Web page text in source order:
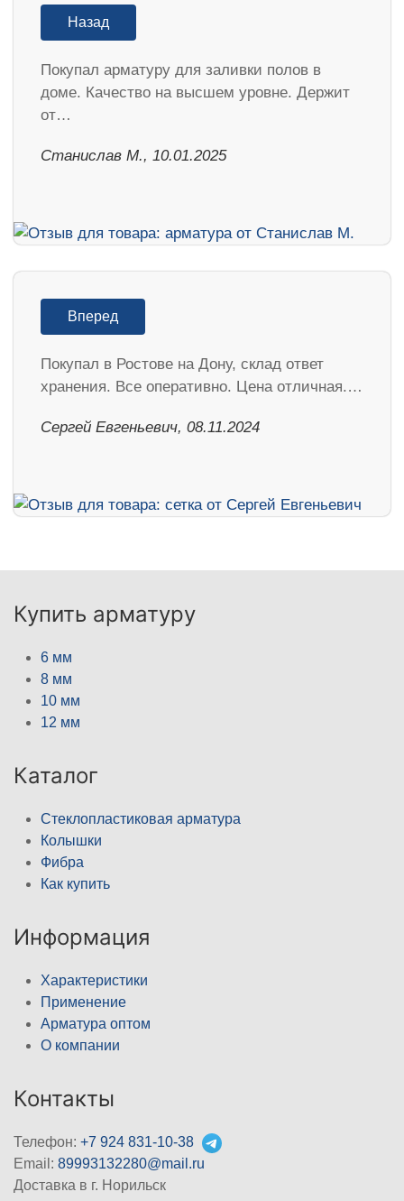
Назад
Покупал арматуру для заливки полов в
доме. Качество на высшем уровне. Держит
от…
Станислав М., 10.01.2025
Вперед
Покупал в Ростове на Дону, склад ответ
хранения. Все оперативно. Цена отличная.…
Сергей Евгеньевич, 08.11.2024
Купить арматуру
6 мм
8 мм
10 мм
12 мм
Каталог
Стеклопластиковая арматура
Колышки
Фибра
Как купить
Информация
Характеристики
Применение
Арматура оптом
О компании
Контакты
Телефон: +7 924 831-10-38
Email: 89993132280@mail.ru
Доставка в г. Норильск